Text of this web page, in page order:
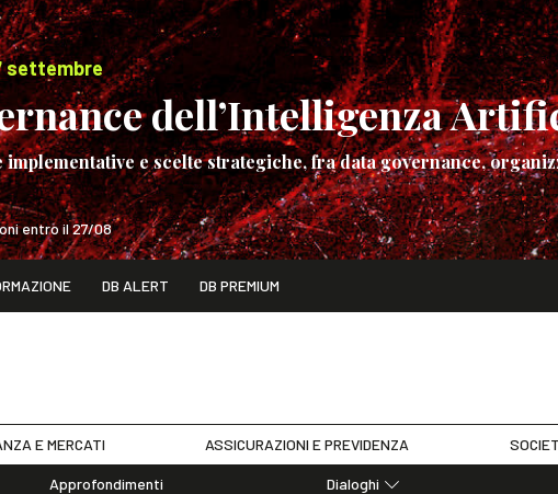
settembre
dell’Intelligenza
e scelte strategiche, fra data governance,
entro il 27/08
WEBINAR / 17 settembre
DB ALERT DB PREMIUM
Cerca nel sito
E MERCATI ASSICURAZIONI E PREVIDENZA
Approfondimenti
Dialoghi